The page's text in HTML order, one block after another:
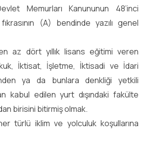
Memurları Kanununun 48’inci
(A) bendinde yazılı genel
az dört yıllık lisans eğitimi veren
İktisat, İşletme, İktisadi ve İdari
ya da bunlara denkliği yetkili
kabul edilen yurt dışındaki fakülte
birisini bitirmiş olmak.
türlü iklim ve yolculuk koşullarına